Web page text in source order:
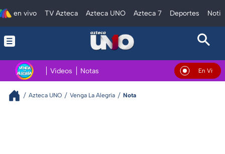
en vivo TV Azteca Azteca UNO Azteca 7 Deportes
Videos Notas En Vivo
Azteca UNO Venga La Alegría Nota